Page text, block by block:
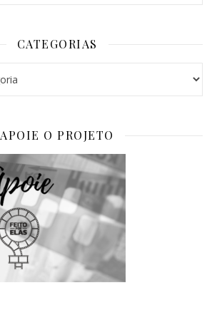
CATEGORIAS
APOIE O PROJETO